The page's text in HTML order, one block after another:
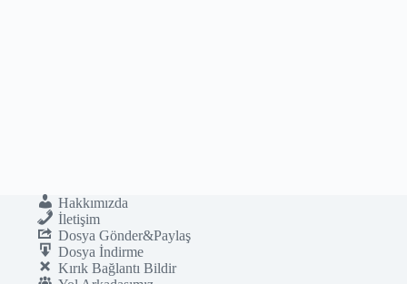
Hakkımızda
İletişim
Dosya Gönder&Paylaş
Dosya İndirme
Kırık Bağlantı Bildir